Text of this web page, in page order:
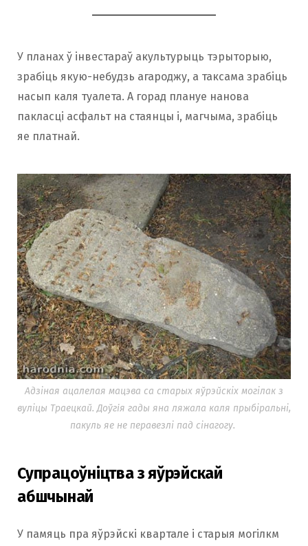
У планах ў інвестараў акультурыць тэрыторыю,
зрабіць якую-небудзь агароджу, а таксама зрабіць
насып каля туалета. А горад плануе нанова
пакласці асфальт на стаянцы і, магчыма, зрабіць
яе платнай.
Адзіная ацалелая мацэва са старых яўрэйскіх могілак з
вуліцы Траецкай. Доўгiя гады яна ляжала каля прыбіральні,
пакуль яе не перавезлі пад сінагогу.
Супрацоўніцтва з яўрэйскай
абшчынай
У памяць пра яўрэйскі квартале і старыя могілкм